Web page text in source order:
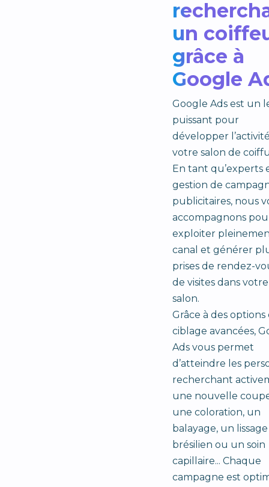
un
grâce à
Google
Google Ads est un
puissant pour
développer
votre salon de
En tant qu’experts
gestion de
publicitaires, nous
accompagnons
exploiter
canal et générer
prises de rendez-
de visites dans votre
salon.
Grâce à des options
ciblage avancées,
Ads vous permet
d’atteindre les
recherchant
une nouvelle
une coloration, un
balayage, un lissage
brésilien ou un soin
capillaire... Chaque
campagne est